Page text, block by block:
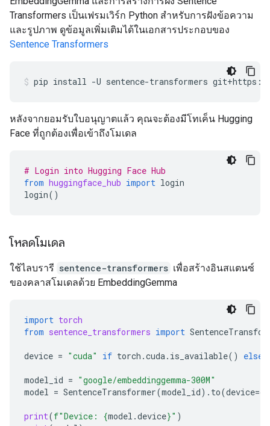
Transformers เป็นเฟรมเวิร์ก Python สำหรับการฝังข้อความ
และรูปภาพ ดูข้อมูลเพิ่มเติมได้ในเอกสารประกอบของ
Sentence Transformers
pip install -U sentence-transformers git+https://
หลังจากยอมรับใบอนุญาตแล้ว คุณจะต้องมีโทเค็น Hugging
Face ที่ถูกต้องเพื่อเข้าถึงโมเดล
# Login into Hugging Face Hub
from huggingface_hub import login
login()
โหลดโมเดล
ใช้ไลบรารี sentence-transformers เพื่อสร้างอินสแตนซ์
ของคลาสโมเดลด้วย EmbeddingGemma
import torch
from sentence_transformers import
device = "cuda" if torch .cuda. is_available() else
model_id = "google/embeddinggemma-300M"
model = SentenceTransformer(model_id) . to(device=
print(f"Device: {model .device}" )